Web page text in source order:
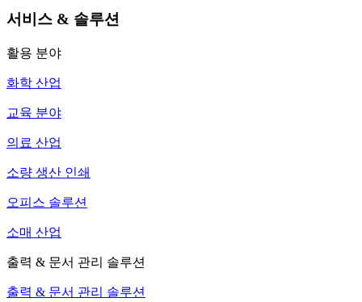
서비스 & 솔루션
활용 분야
화학 산업
교육 분야
의료 산업
소량 생산 인쇄
오피스 솔루션
소매 산업
출력 & 문서 관리 솔루션
출력 & 문서 관리 솔루션